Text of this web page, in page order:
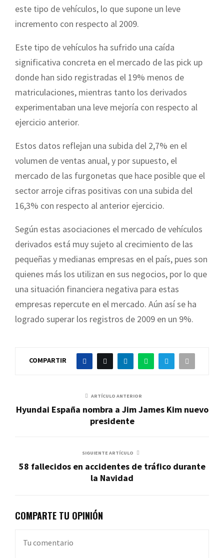
este tipo de vehículos, lo que supone un leve
incremento con respecto al 2009.
Este tipo de vehículos ha sufrido una caída
significativa concreta en el mercado de las pick up
donde han sido registradas el 19% menos de
matriculaciones, mientras tanto los derivados
experimentaban una leve mejoría con respecto al
ejercicio anterior.
Estos datos reflejan una subida del 2,7% en el
volumen de ventas anual, y por supuesto, el
mercado de las furgonetas que hace posible que el
sector arroje cifras positivas con una subida del
16,3% con respecto al anterior ejercicio.
Según estas asociaciones el mercado de vehículos
derivados está muy sujeto al crecimiento de las
pequeñas y medianas empresas en el país, pues son
quienes más los utilizan en sus negocios, por lo que
una situación financiera negativa para estas
empresas repercute en el mercado. Aún así se ha
logrado superar los registros de 2009 en un 9%.
COMPARTIR
ARTÍCULO ANTERIOR
Hyundai España nombra a Jim James Kim nuevo
presidente
SIGUIENTE ARTÍCULO
58 fallecidos en accidentes de tráfico durante
la Navidad
COMPARTE TU OPINIÓN